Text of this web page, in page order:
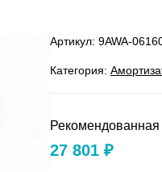
Артикул: 9AWA-
Категория:
27 801 ₽